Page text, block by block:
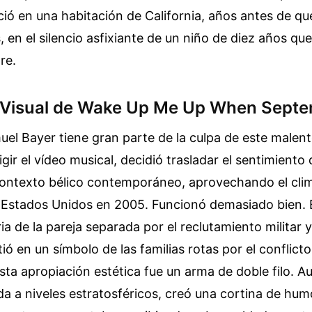
en una habitación de California, años antes de
en el silencio asfixiante de un niño de diez años
de Wake Up Me Up When
Bayer tiene gran parte de la culpa de este
el vídeo musical, decidió trasladar el sentimiento
bélico contemporáneo, aprovechando el
Unidos en 2005. Funcionó demasiado bien.
de la pareja separada por el reclutamiento militar
en un símbolo de las familias rotas por el
apropiación estética fue un arma de doble filo.
a niveles estratosféricos, creó una cortina de